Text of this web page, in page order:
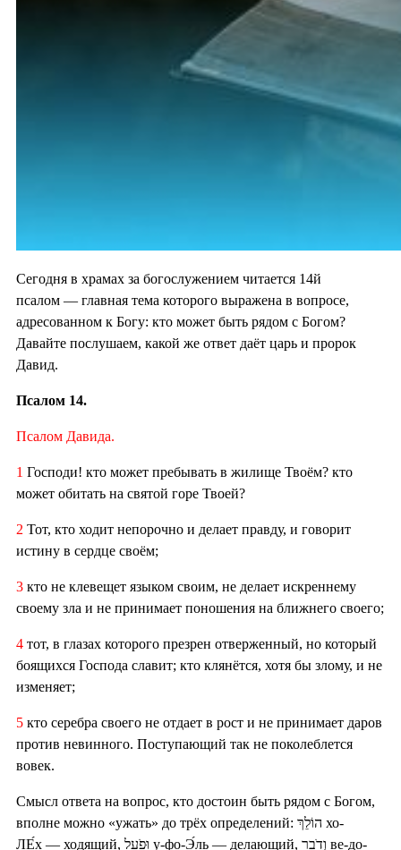
Сегодня в храмах за богослужением читается 14й
псалом — главная тема которого выражена в вопросе,
адресованном к Богу: кто может быть рядом с Богом?
Давайте послушаем, какой же ответ даёт царь и пророк
Давид.
Псалом 14.
Псалом Давида.
1 Господи! кто может пребывать в жилище Твоём? кто
может обитать на святой горе Твоей?
2 Тот, кто ходит непорочно и делает правду, и говорит
истину в сердце своём;
3 кто не клевещет языком своим, не делает искреннему
своему зла и не принимает поношения на ближнего своего;
4 тот, в глазах которого презрен отверженный, но который
боящихся Господа славит; кто клянётся, хотя бы злому, и не
изменяет;
5 кто серебра своего не отдает в рост и не принимает даров
против невинного. Поступающий так не поколеблется
вовек.
Смысл ответа на вопрос, кто достоин быть рядом с Богом,
вполне можно «ужать» до трёх определений: הוֹלֵךְ хо-
ЛЕ́х — ходящий, וּפֹעֵל у-фо-Э́ль — делающий, וְדֹבֵר ве-до-